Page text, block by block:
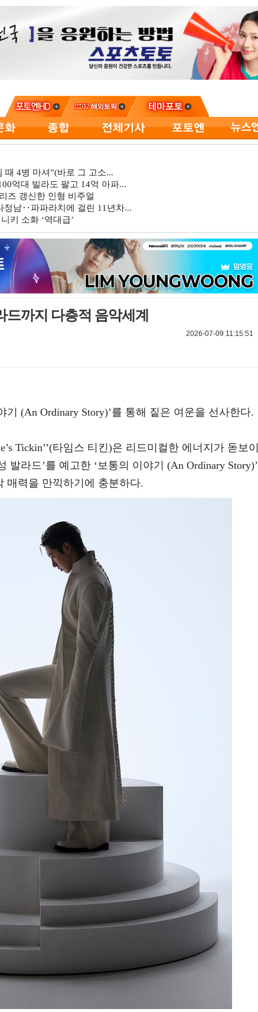
때 4병 마셔”(바로 그 고소...
억대 빌라도 팔고 14억 아파...
즈 갱신한 인형 비주얼
정남‥파파라치에 걸린 11년차...
키 소화 ‘역대급’
까지 다층적 음악세계
2026-07-09 11:15:51
(An Ordinary Story)’를 통해 짙은 여운을 선사한다.
Tickin’’(타임스 티킨)은 리드미컬한 에너지가 돋보이
발라드’를 예고한 ‘보통의 이야기 (An Ordinary Story)’
매력을 만끽하기에 충분하다.